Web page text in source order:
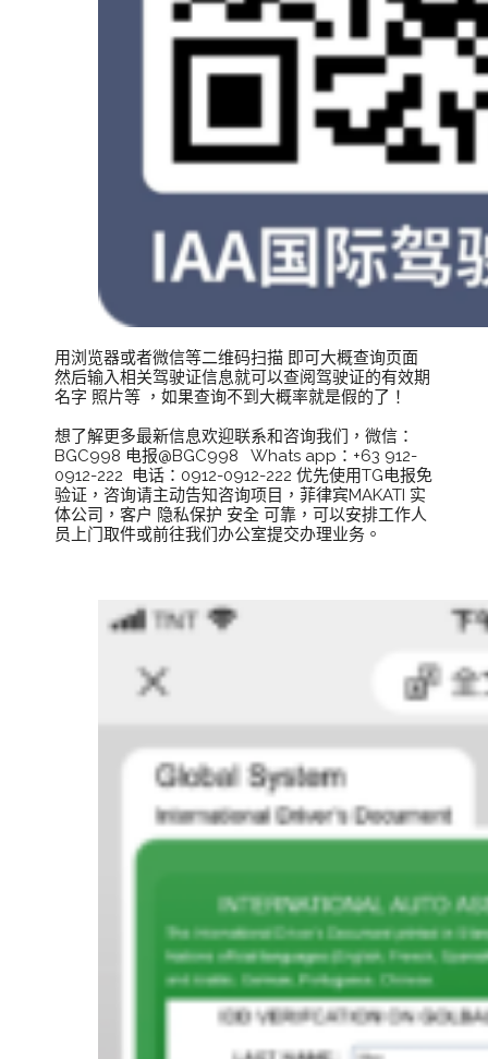
用浏览器或者微信等二维码扫描 即可大概查询页面
然后输入相关驾驶证信息就可以查阅驾驶证的有效期
名字 照片等 ，如果查询不到大概率就是假的了！
想了解更多最新信息欢迎联系和咨询我们，微信：
BGC998 电报@BGC998   Whats app：+63 912-
0912-222  电话：0912-0912-222 优先使用TG电报免
验证，咨询请主动告知咨询项目，菲律宾MAKATI 实
体公司，客户 隐私保护 安全 可靠，可以安排工作人
员上门取件或前往我们办公室提交办理业务。